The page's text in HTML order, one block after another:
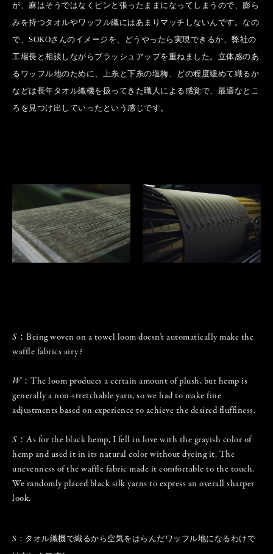
が、麻はそうではなくピンと張ったままになってしまうので、膨ら
みを持つタオルやワッフル織にはあまりマッチしないんです。なの
で、SOKOさんのイメージを、どうやったら実現できるか、弊社の
工場長と相談しながらブラッシュアップを重ねました。立体感のあ
るワッフル地のために、上糸と下糸の塩梅、どの程度緩めて織るか
などは長年タオル織機を扱ってきた職人による感覚で、最適なとこ
ろを見つけ出していったという感じです。
S：Being woven on a towel loom doesn’t automatically make the
waffle fabrics airy?
W：The loom produces a certain amount of plush, but hemp is
generally a non-stretchable yarn, so we had to make fine
adjustments based on experience to achieve the desired fluffiness.
S：As for the black hemp, I fell in love with the grayish color of
hemp and used it in its natural color without dyeing it. The
unevenness of the waffle fabric made it comfortable to the touch.
We randomly placed black silk yarns to express an overall sharper
look.
S ：タオル織機で織るから空気をはらんだワッフル地になるわけで